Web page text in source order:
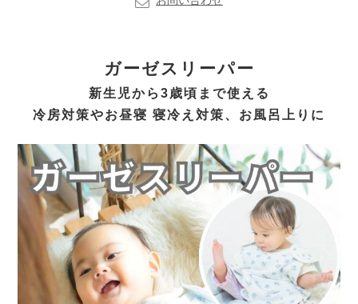
ガーゼスリーパー
新生児から3歳頃まで使える
冷房対策やお昼寝 寝冷え対策、お風呂上りに